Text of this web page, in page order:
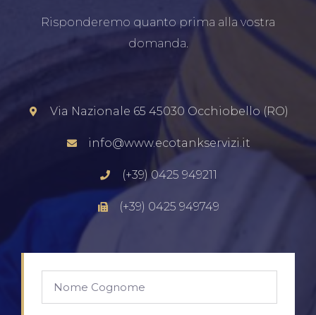
Risponderemo quanto prima alla vostra
domanda.
Via Nazionale 65 45030 Occhiobello (RO)
info@www.ecotankservizi.it
(+39) 0425 949211
(+39) 0425 949749